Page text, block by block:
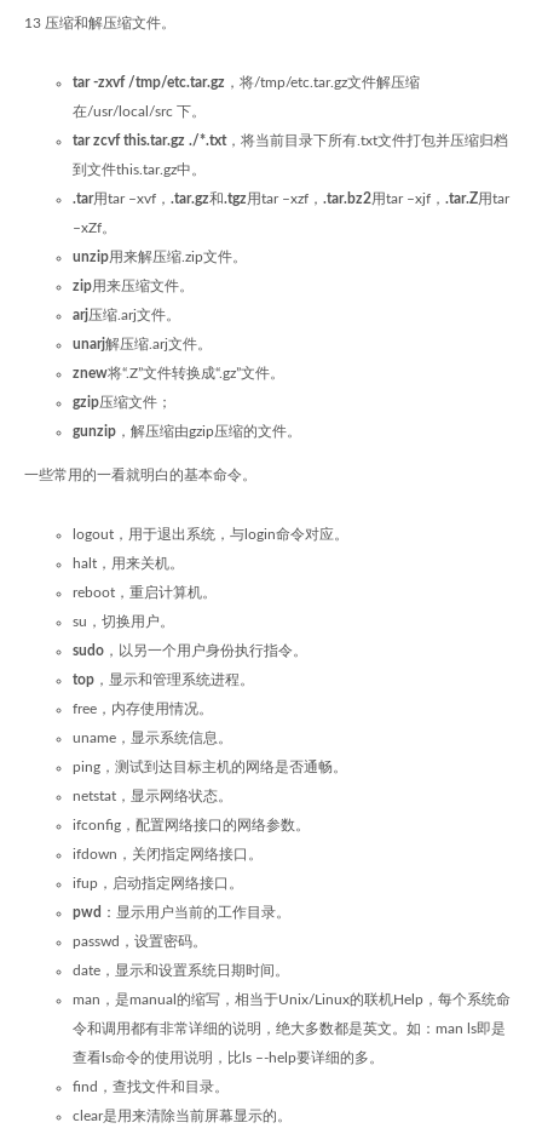
13 压缩和解压缩文件。
tar -zxvf /tmp/etc.tar.gz ，将/tmp/etc.tar.gz文件解压缩
在/usr/local/src 下。
tar zcvf this.tar.gz ./*.txt，将当前目录下所有.txt文件打包并压缩归档
到文件this.tar.gz中。
.tar用tar –xvf， .tar.gz和.tgz用tar –xzf， .tar.bz2用tar –xjf， .tar.Z用tar
–xZf。
unzip用来解压缩.zip文件。
zip用来压缩文件。
arj压缩.arj文件。
unarj解压缩.arj文件。
znew将“.Z”文件转换成“.gz”文件。
gzip压缩文件；
gunzip ，解压缩由gzip压缩的文件。
一些常用的一看就明白的基本命令。
logout，用于退出系统，与login命令对应。
halt，用来关机。
reboot，重启计算机。
su，切换用户。
sudo ，以另一个用户身份执行指令。
top ，显示和管理系统进程。
free，内存使用情况。
uname，显示系统信息。
ping，测试到达目标主机的网络是否通畅。
netstat，显示网络状态。
ifconfig，配置网络接口的网络参数。
ifdown，关闭指定网络接口。
ifup，启动指定网络接口。
pwd ：显示用户当前的工作目录。
passwd，设置密码。
date，显示和设置系统日期时间。
man，是manual的缩写，相当于Unix/Linux的联机Help，每个系统命
令和调用都有非常详细的说明，绝大多数都是英文。如：man ls即是
查看ls命令的使用说明，比ls –-help要详细的多。
find，查找文件和目录。
clear是用来清除当前屏幕显示的。